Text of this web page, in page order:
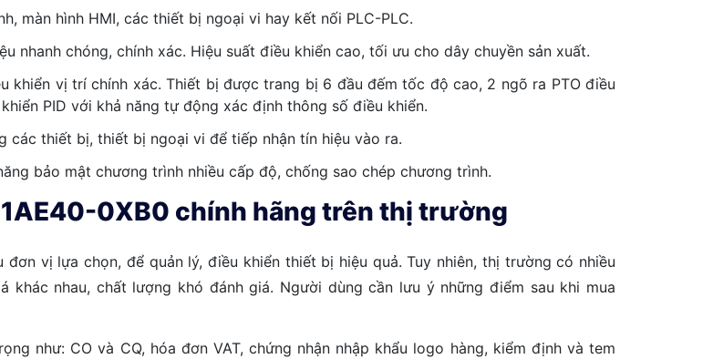
màn hình HMI, các thiết bị ngoại vi hay kết nối PLC-PLC.
nhanh chóng, chính xác. Hiệu suất điều khiển cao, tối ưu cho dây chuyền sản xuất.
khiển vị trí chính xác. Thiết bị được trang bị 6 đầu đếm tốc độ cao, 2 ngõ ra PTO điều
PID với khả năng tự động xác định thông số điều khiển.
các thiết bị, thiết bị ngoại vi để tiếp nhận tín hiệu vào ra.
bảo mật chương trình nhiều cấp độ, chống sao chép chương trình.
0XB0 chính hãng trên thị trường
đơn vị lựa chọn, để quản lý, điều khiển thiết bị hiệu quả. Tuy nhiên, thị trường có nhiều
nhau, chất lượng khó đánh giá. Người dùng cần lưu ý những điểm sau khi mua
như: CO và CQ, hóa đơn VAT, chứng nhận nhập khẩu logo hàng, kiểm định và tem